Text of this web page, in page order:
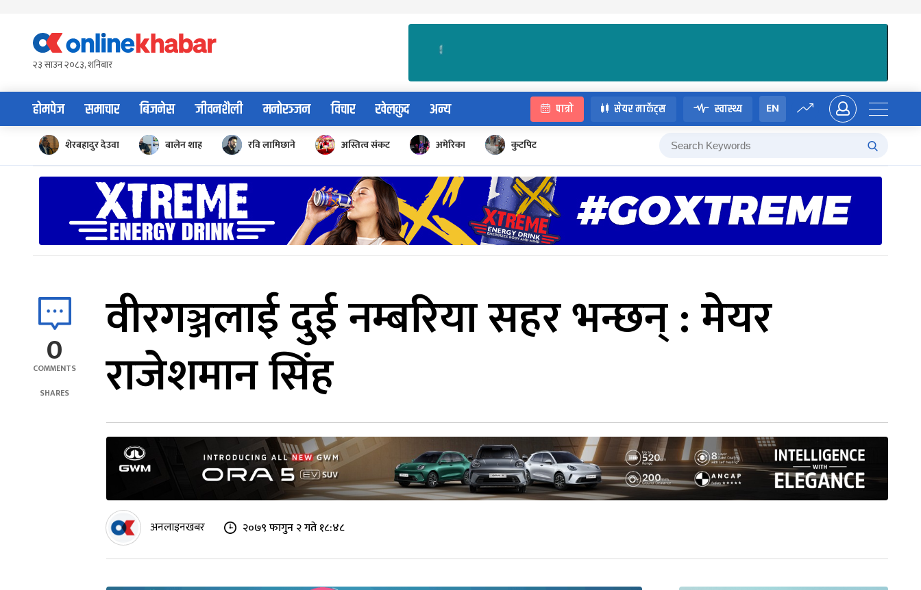
content२३ साउन २०८३, शनिबार
होमपेज समाचार बिजनेस जीवनशैली मनोरञ्जन विचार खेलकुद अन्य पात्रो सेयर मार्केट्स स्वास्थ्य EN
शेरबहादुर देउवा बालेन शाह रवि लामिछाने अस्तित्व संकट अमेरिका कुटपिट
0
COMMENTS
SHARES
वीरगञ्जलाई दुई नम्बरिया सहर भन्छन् : मेयर
राजेशमान सिंह
अनलाइनखबर २०७९ फागुन २ गते १८:४८